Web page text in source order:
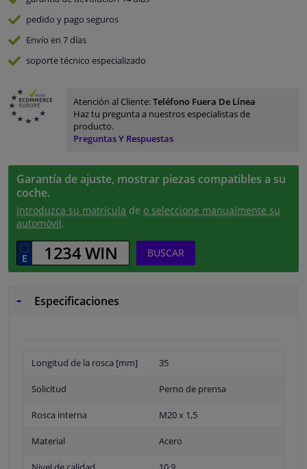
pedido y pago seguros
Envío en 7 días
soporte técnico especializado
Atención al Cliente:Teléfono Fuera De Línea
Haz tu pregunta a nuestros especialistas de
producto.
Preguntas Y Respuestas
Garantía de ajuste, mostrar piezas compatibles a su
coche.
Introduzca su matrícula de o seleccione manualmente su
automóvil.
BUSCAR
Especificaciones
Longitud de la rosca [mm] 35
Solicitud Perno de prensa
Rosca interna M20 x 1,5
Material Acero